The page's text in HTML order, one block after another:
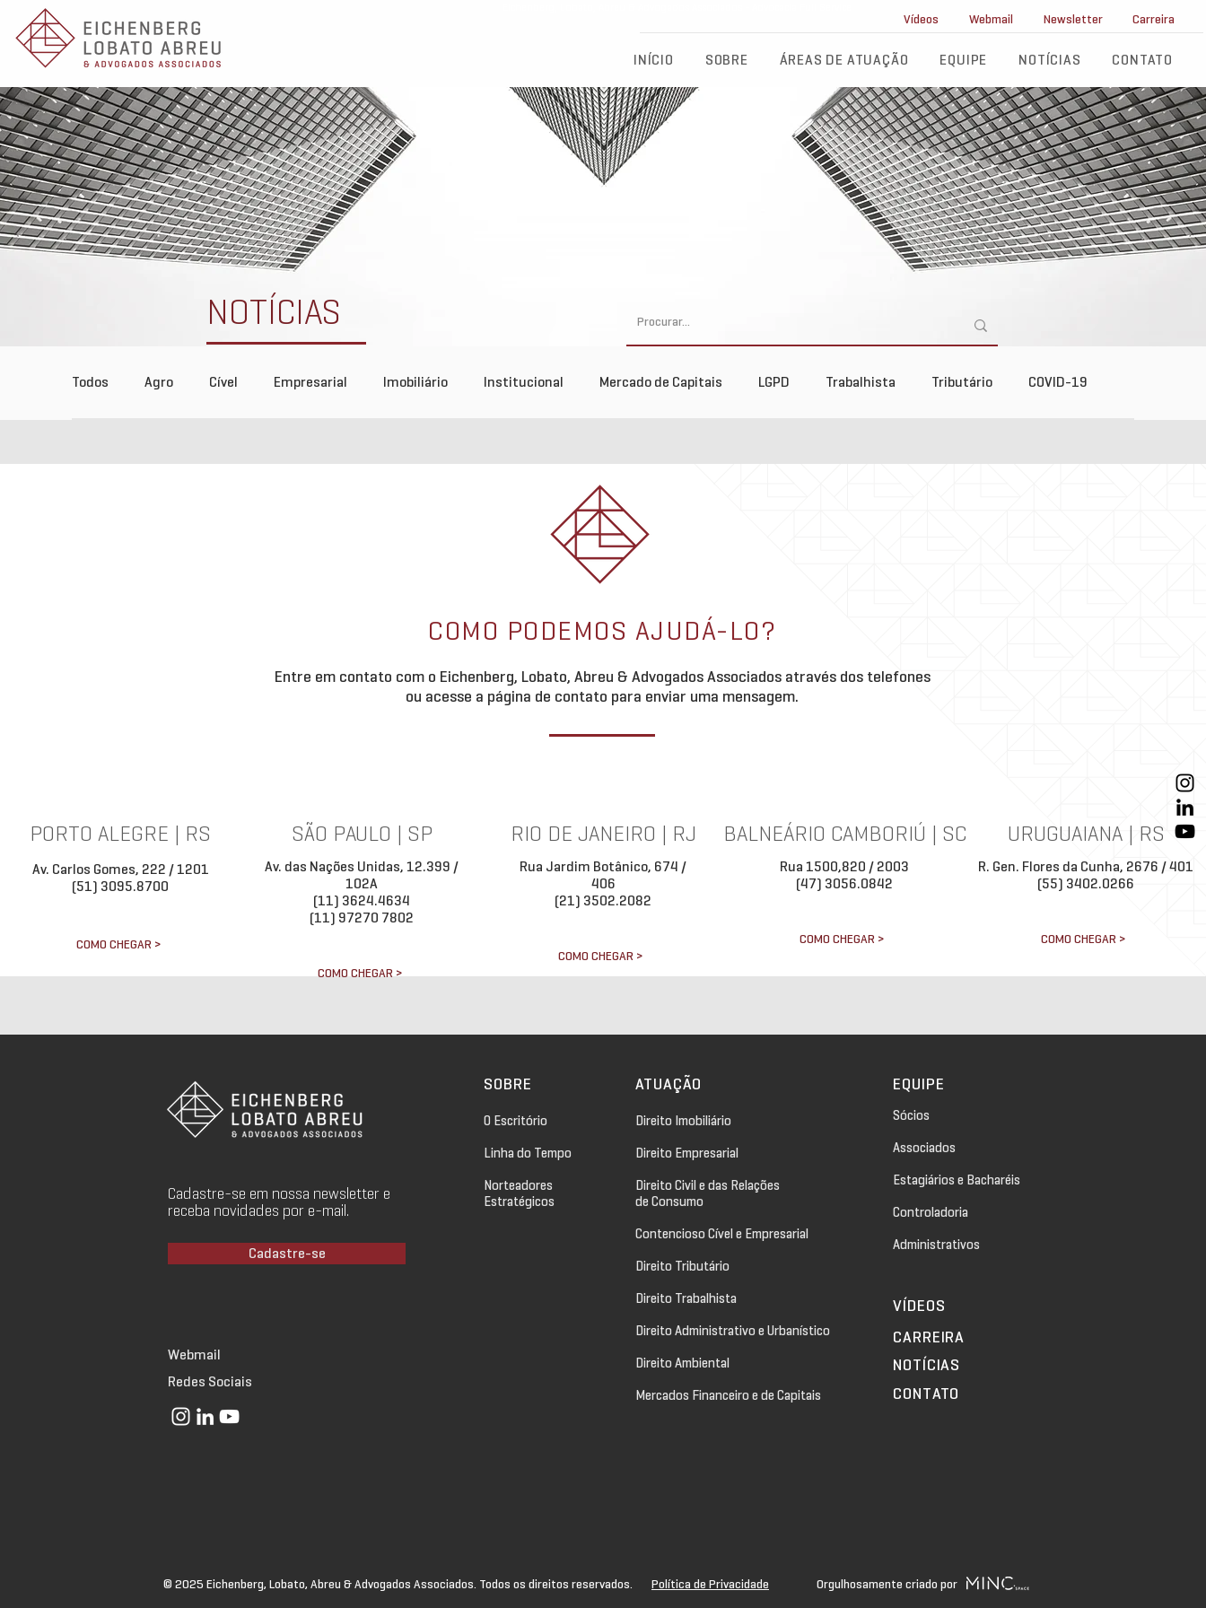
Vídeos Webmail Newsletter Carreira
INÍCIO SOBRE ÁREAS DE ATUAÇÃO EQUIPE NOTÍCIAS CONTATO
NOTÍCIAS
Todos Agro Cível Empresarial Imobiliário Institucional Mercado de Capitais LGPD Trabalhista Tributário COVID-19
PORTO ALEGRE | RS
Av. Carlos Gomes, 222 / 1201
(51) 3095.8700
COMO CHEGAR >
SÃO PAULO | SP
Av. das Nações Unidas, 12.399 /
102A
(11) 3624.4634
(11) 97270 7802
COMO CHEGAR >
RIO DE JANEIRO | RJ
Rua Jardim Botânico, 674 /
406
(21) 3502.2082
COMO CHEGAR >
BALNEÁRIO CAMBORIÚ | SC
Rua 1500,820 / 2003
(47) 3056.0842
COMO CHEGAR >
URUGUAIANA | RS
R. Gen. Flores da Cunha, 2676 / 401
(55) 3402.0266
COMO CHEGAR >
COMO PODEMOS AJUDÁ-LO?
Entre em contato com o Eichenberg, Lobato, Abreu & Advogados Associados através dos telefones
ou acesse a página de contato para enviar uma mensagem.
Cadastre-se em nossa newsletter e
receba novidades por e-mail.
Cadastre-se
Webmail
Redes Sociais
SOBRE
O Escritório
Linha do Tempo
Norteadores
Estratégicos
ATUAÇÃO
Direito Imobiliário
Direito Empresarial
Direito Civil e das Relações
de Consumo
Contencioso Cível e Empresarial
Direito Tributário
Direito Trabalhista
Direito Administrativo e Urbanístico
Direito Ambiental
Mercados Financeiro e de Capitais
EQUIPE
Sócios
Associados
Estagiários e Bacharéis
Controladoria
Administrativos
VÍDEOS
NOTÍCIAS
CONTATO
© 2025 Eichenberg, Lobato, Abreu & Advogados Associados. Todos os direitos reservados. Política de Privacidade Orgulhosamente criado por
CARREIRA